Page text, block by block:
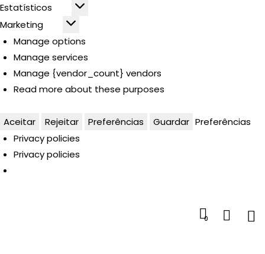
Estatísticos
Marketing
Manage options
Manage services
Manage {vendor_count} vendors
Read more about these purposes
Aceitar Rejeitar Preferências Guardar Preferências
Privacy policies
Privacy policies
0